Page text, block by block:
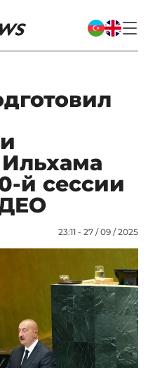
й сессии
23:11 - 27 / 09 / 2025